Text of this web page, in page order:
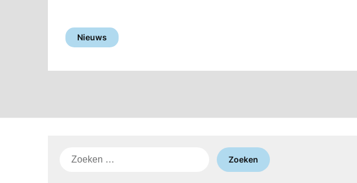
Nieuws
Zoeken